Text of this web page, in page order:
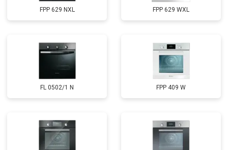
FPP 629 NXL FPP 629 WXL
FL 0502/1 N FPP 409 W